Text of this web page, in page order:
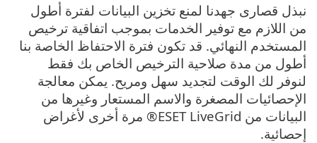
نبذل قصارى جهدنا لمنع تخزين البيانات لفترة أطول
من اللازم مع توفير الخدمات بموجب اتفاقية ترخيص
المستخدم النهائي. قد تكون فترة الاحتفاظ الخاصة بنا
أطول من مدة صلاحية الترخيص الخاص بك فقط
لنوفر لك الوقت لتجديد سهل ومريح. يمكن معالجة
الإحصائيات المصغرة والاسم المستعار وغيرها من
البيانات من ESET LiveGrid® مرة أخرى لأغراض
إحصائية.